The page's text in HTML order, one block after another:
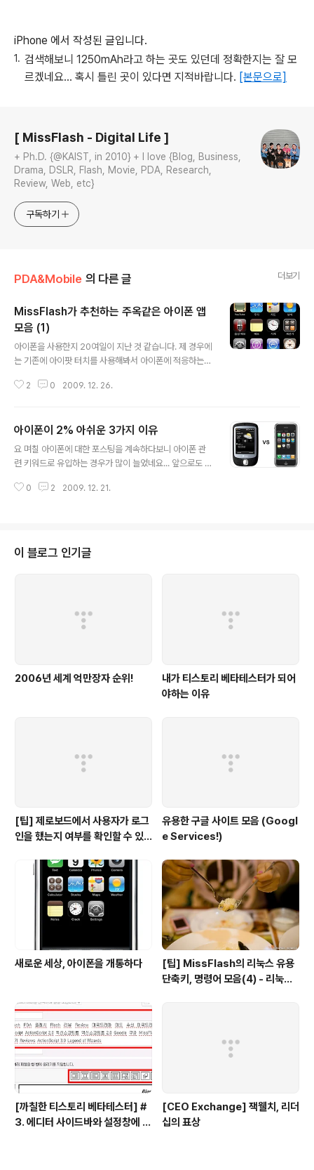
iPhone 에서 작성된 글입니다.
검색해보니 1250mAh라고 하는 곳도 있던데 정확한지는 잘 모
르겠네요... 혹시 틀린 곳이 있다면 지적바랍니다. [본문으로]
[ MissFlash - Digital Life ]
+ Ph.D. {@KAIST, in 2010} + I love {Blog, Business,
Drama, DSLR, Flash, Movie, PDA, Research,
Review, Web, etc}
구독하기
PDA&Mobile 의 다른 글 더보기
MissFlash가 추천하는 주옥같은 아이폰 앱
모음 (1)
아이폰을 사용한지 20여일이 지난 것 같습니다. 제 경우에
는 기존에 아이팟 터치를 사용해봐서 아이폰에 적응하는
아이팟 터치와는 달리 해킹을 하지않고 사용중입니다. 아
아이폰을 안정적으로 구동할 수 있다. 향후 아이폰 앱 개발
시 정상 테스트를 할 수 있다. 물론, 아이폰을 해킹한다고
해서 위 언급한 이슈에 반하는 문제가 생긴다고 할 수는 없
것 같아 아직 해킹은 하지않고 있습니다. ^_^; 그런 의미에
2 0 2009. 12. 26.
아이폰이 2% 아쉬운 3가지 이유
요 며칠 아이폰에 대한 포스팅을 계속하다보니 아이폰 관
련 키워드로 유입하는 경우가 많이 늘었네요... 앞으로도 계
폰을 계속 사용하다보니 6년째 계속 써오던 PDA를 만지
봅니다. ㅋ 그런 점에서 오늘은 아이폰의 2% 아쉬운 점에
대해 정리해볼까 합니다. - 휴대 가능한 블루투스 키보드가
까 싶은데요... 혹시..
0 2 2009. 12. 21.
이 블로그 인기글
2006년 세계 억만장자 순위!
내가 티스토리 베타테스터가 되어
야하는 이유
[팁] 제로보드에서 사용자가 로그
인을 했는지 여부를 확인할 수 있
유용한 구글 사이트 모음 (Googl
e Services!)
새로운 세상, 아이폰을 개통하다
[팁] MissFlash의 리눅스 유용
단축키, 명령어 모음(4) - 리눅스
[까칠한 티스토리 베타테스터] #
3. 에디터 사이드바와 설정창에 대
[CEO Exchange] 잭웰치, 리더
십의 표상